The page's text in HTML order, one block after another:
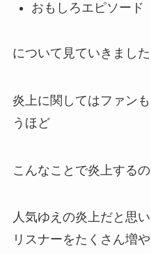
おもしろエピソード
について見ていきました
炎上に関してはファン
うほど
こんなことで炎上する
人気ゆえの炎上だと思
リスナーをたくさん増